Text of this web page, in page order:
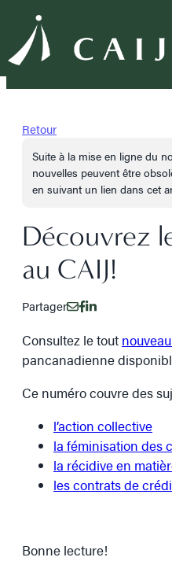
Retour
Suite à la mise en ligne du
nouvelles peuvent être
en suivant un lien dans cet
Découvrez
au CAIJ!
Partager
Consultez le tout
pancanadienne
Ce numéro couvre des
l’action collective
la féminisation des
la récidive en
les contrats de
Bonne lecture!